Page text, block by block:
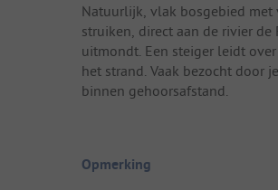
Natuurlijk, vlak bosgebied met
struiken, direct aan de rivier de
uitmondt. Een steiger leidt
het strand. Vaak bezocht door
binnen gehoorsafstand.
Opmerking